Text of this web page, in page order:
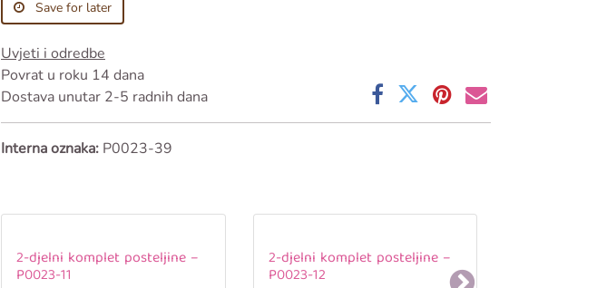
Save for later
Uvjeti i odredbe
Povrat u roku 14 dana
Dostava unutar 2-5 radnih dana
Interna oznaka: P0023-39
2-djelni komplet posteljine –
P0023-11
2-djelni komplet posteljine –
P0023-12